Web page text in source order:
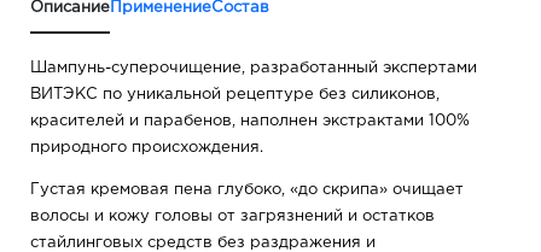
Описание ПрименениеСостав
Шампунь-суперочищение, разработанный экспертами
ВИТЭКС по уникальной рецептуре без силиконов,
красителей и парабенов, наполнен экстрактами 100%
природного происхождения.
Густая кремовая пена глубоко, «до скрипа» очищает
волосы и кожу головы от загрязнений и остатков
стайлинговых средств без раздражения и